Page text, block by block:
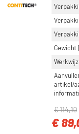
Gewicht
artikel/
€ 114,10
€